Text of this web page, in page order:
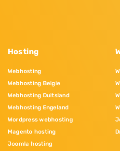
Hosting
Webhosting
Webhosting Belgie
Webhosting Duitsland
Webhosting Engeland
Wordpress webhosting
Magento hosting
Joomla hosting